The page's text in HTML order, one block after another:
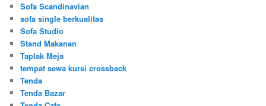
Sofa Scandinavian
sofa single berkualitas
Sofa Studio
Stand Makanan
Taplak Meja
tempat sewa kursi crossback
Tenda
Tenda Bazar